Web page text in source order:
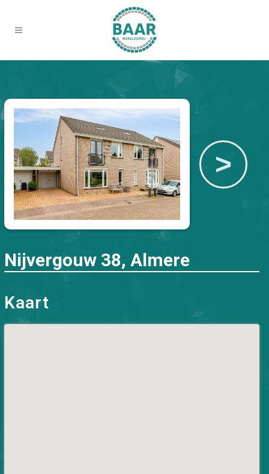
>
Nijvergouw 38, Almere
Kaart